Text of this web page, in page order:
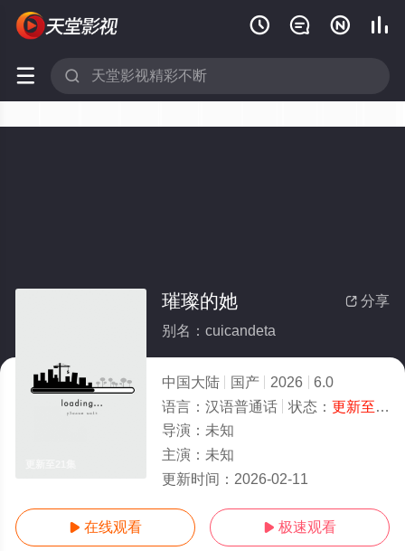
   
 
 分享
璀璨的她
别名：cuicandeta
中国大陆 国产 2026
6.0
语言： 汉语普通话 状态： 更新至21集
导演： 未知
主演： 未知
更新时间： 2026-02-11
 在线观看  极速观看